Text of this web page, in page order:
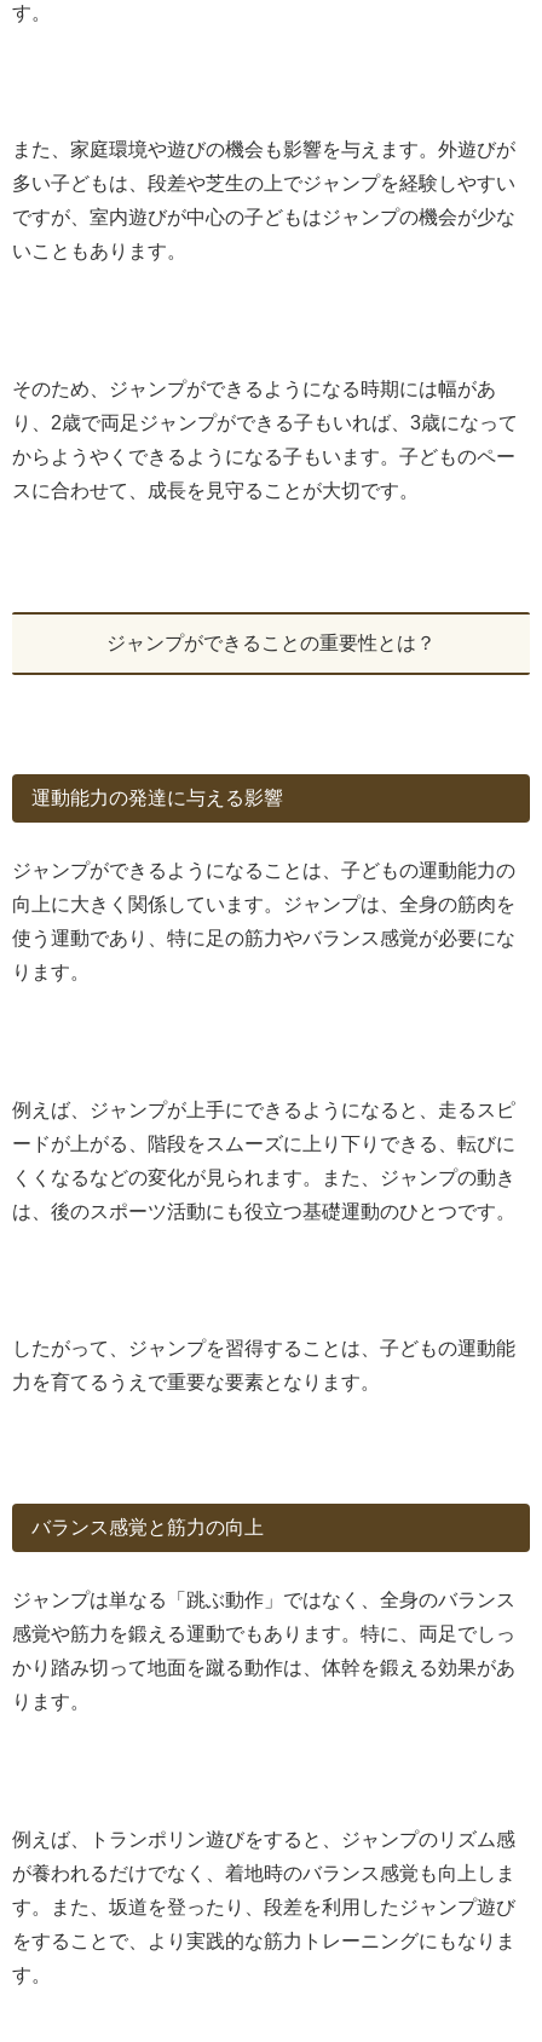
す。
また、家庭環境や遊びの機会も影響を与えます。外遊びが
多い子どもは、段差や芝生の上でジャンプを経験しやすい
ですが、室内遊びが中心の子どもはジャンプの機会が少な
いこともあります。
そのため、ジャンプができるようになる時期には幅があ
り、2歳で両足ジャンプができる子もいれば、3歳になって
からようやくできるようになる子もいます。子どものペー
スに合わせて、成長を見守ることが大切です。
ジャンプができることの重要性とは？
運動能力の発達に与える影響
ジャンプができるようになることは、子どもの運動能力の
向上に大きく関係しています。ジャンプは、全身の筋肉を
使う運動であり、特に足の筋力やバランス感覚が必要にな
ります。
例えば、ジャンプが上手にできるようになると、走るスピ
ードが上がる、階段をスムーズに上り下りできる、転びに
くくなるなどの変化が見られます。また、ジャンプの動き
は、後のスポーツ活動にも役立つ基礎運動のひとつです。
したがって、ジャンプを習得することは、子どもの運動能
力を育てるうえで重要な要素となります。
バランス感覚と筋力の向上
ジャンプは単なる「跳ぶ動作」ではなく、全身のバランス
感覚や筋力を鍛える運動でもあります。特に、両足でしっ
かり踏み切って地面を蹴る動作は、体幹を鍛える効果があ
ります。
例えば、トランポリン遊びをすると、ジャンプのリズム感
が養われるだけでなく、着地時のバランス感覚も向上しま
す。また、坂道を登ったり、段差を利用したジャンプ遊び
をすることで、より実践的な筋力トレーニングにもなりま
す。